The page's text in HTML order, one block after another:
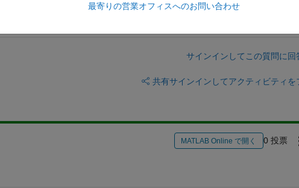
サインインしてこの質問に回
共有サインインしてアクティビティを
MATLAB Online で開く 0 投票
最寄りの営業オフィスへのお問い合わせ